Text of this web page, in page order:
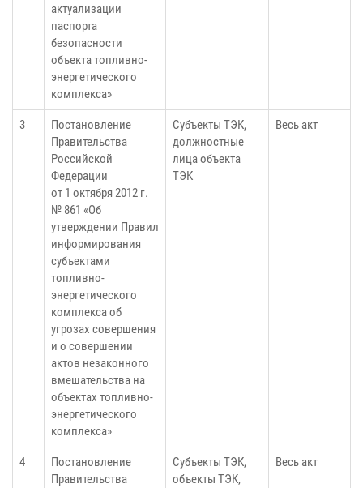
актуализации
паспорта
безопасности
объекта топливно-
энергетического
комплекса»
3
Постановление
Правительства
Российской
Федерации
от 1 октября 2012 г.
№ 861 «Об
утверждении Правил
информирования
субъектами
топливно-
энергетического
комплекса об
угрозах совершения
и о совершении
актов незаконного
вмешательства на
объектах топливно-
энергетического
комплекса»
Субъекты ТЭК,
должностные
лица объекта
ТЭК
Весь акт
4
Постановление
Правительства
Субъекты ТЭК,
объекты ТЭК,
Весь акт